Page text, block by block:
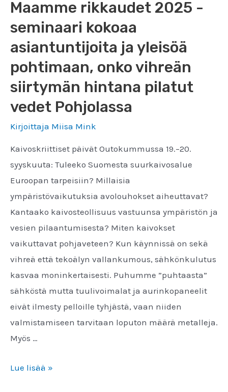
Maamme rikkaudet 2025 -
seminaari kokoaa
asiantuntijoita ja yleisöä
pohtimaan, onko vihreän
siirtymän hintana pilatut
vedet Pohjolassa
Kirjoittaja Miisa Mink
Kaivoskriittiset päivät Outokummussa 19.–20.
syyskuuta: Tuleeko Suomesta suurkaivosalue
Euroopan tarpeisiin? Millaisia
ympäristövaikutuksia avolouhokset aiheuttavat?
Kantaako kaivosteollisuus vastuunsa ympäristön ja
vesien pilaantumisesta? Miten kaivokset
vaikuttavat pohjaveteen? Kun käynnissä on sekä
vihreä että tekoälyn vallankumous, sähkönkulutus
kasvaa moninkertaisesti. Puhumme ”puhtaasta”
sähköstä mutta tuulivoimalat ja aurinkopaneelit
eivät ilmesty pelloille tyhjästä, vaan niiden
valmistamiseen tarvitaan loputon määrä metalleja.
Myös …
Maamme
Lue lisää »